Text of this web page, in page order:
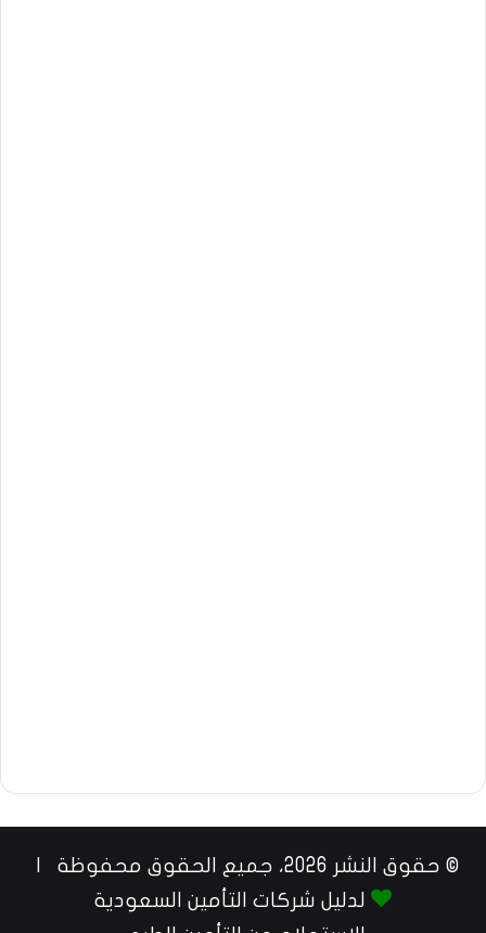
© حقوق النشر 2026، جميع الحقوق محفوظة |
لدليل شركات التأمين السعودية